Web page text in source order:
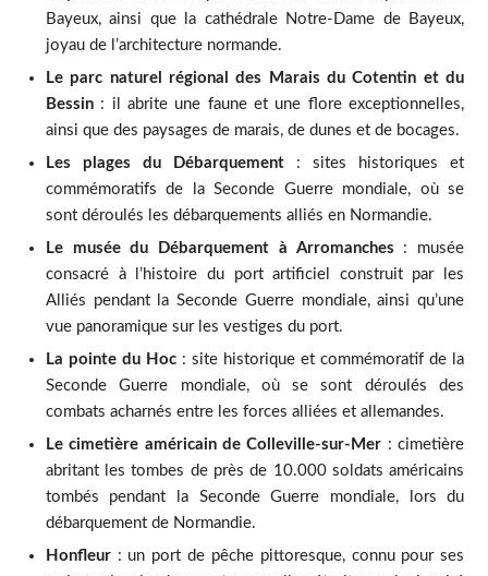
Bayeux, ainsi que la cathédrale Notre-Dame de Bayeux,
joyau de l’architecture normande.
Le parc naturel régional des Marais du Cotentin et du
Bessin: il abrite une faune et une flore exceptionnelles,
ainsi que des paysages de marais, de dunes et de bocages.
Les plages du Débarquement: sites historiques et
commémoratifs de la Seconde Guerre mondiale, où se
sont déroulés les débarquements alliés en Normandie.
Le musée du Débarquement à Arromanches : musée
consacré à l’histoire du port artificiel construit par les
Alliés pendant la Seconde Guerre mondiale, ainsi qu’une
vue panoramique sur les vestiges du port.
La pointe du Hoc: site historique et commémoratif de la
Seconde Guerre mondiale, où se sont déroulés des
combats acharnés entre les forces alliées et allemandes.
Le cimetière américain de Colleville-sur-Mer : cimetière
abritant les tombes de près de 10.000 soldats américains
tombés pendant la Seconde Guerre mondiale, lors du
débarquement de Normandie.
Honfleur: un port de pêche pittoresque, connu pour ses